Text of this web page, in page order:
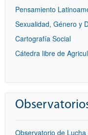
Pensamiento
Sexualidad, Género y
Cartografía Social
Cátedra libre de
Observatorio de